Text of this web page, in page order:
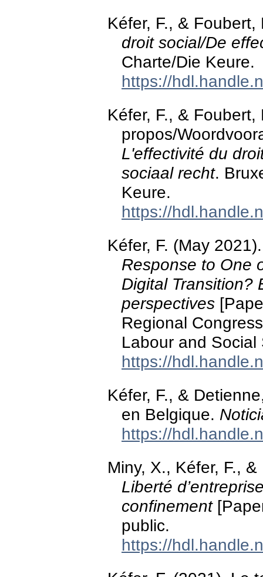
Kéfer, F., &
droit social/De
Charte/Die Keure.
https://
Kéfer, F., & Foubert,
propos/
L'effectivité du
sociaal recht.
Keure.
https://
Kéfer, F. (May
Response to One
Digital Transition?
perspectives
Regional
Labour and
https://
Kéfer, F., &
en Belgique.
https://
Miny, X., Kéfer, F.,
Liberté
confinement
public.
https://